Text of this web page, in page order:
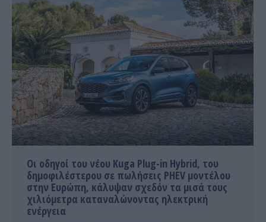
Οι οδηγοί του νέου Kuga Plug-in Hybrid, του
δημοφιλέστερου σε πωλήσεις PHEV μοντέλου
στην Ευρώπη, κάλυψαν σχεδόν τα μισά τους
χιλιόμετρα καταναλώνοντας ηλεκτρική
ενέργεια